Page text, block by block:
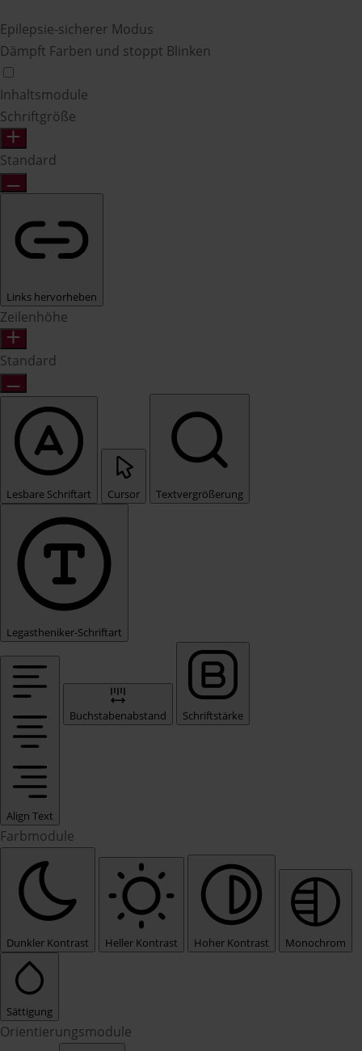
Epilepsie-sicherer Modus
Dämpft Farben und stoppt Blinken
Inhaltsmodule
Schriftgröße
Standard
Links hervorheben
Zeilenhöhe
Standard
Lesbare Schriftart Cursor Textvergrößerung
Legastheniker-Schriftart
Align Text
Buchstabenabstand Schriftstärke
Farbmodule
Dunkler Kontrast Heller Kontrast Hoher Kontrast Monochrom
Sättigung
Orientierungsmodule